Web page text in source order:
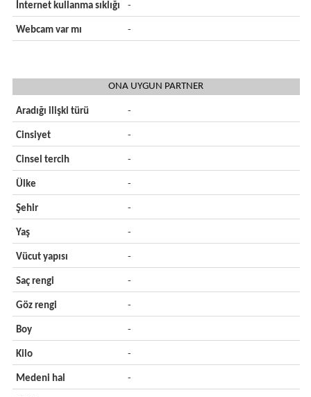
İnternet kullanma sıklığı -
Webcam var mı -
ONA UYGUN PARTNER
Aradığı ilişki türü -
Cinsiyet -
Cinsel tercih -
Ülke -
Şehir -
Yaş -
Vücut yapısı -
Saç rengi -
Göz rengi -
Boy -
Kilo -
Medeni hal -